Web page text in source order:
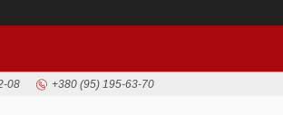
08 +380 (95) 195-63-70